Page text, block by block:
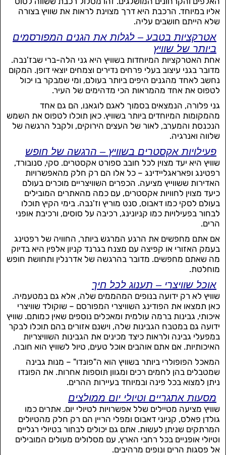
אליו במיוחד. הרכבת היא דרך מצוינת לראות את שוויץ בצורה
שלא הייתם חושבים עליה.
אטרקציות בטבע – לגלות את הגנים המפורסמים
ביותר של שוויץ
אחת האטרקציות המיוחדות בשוויץ היא גני הלה-ברי שבז'נבה.
מדובר בגני עיצוב בעלי פרחים נדירים וצמחים יוצאי דופן. המקום
נחשב לאחד מהגנים היפים ביותר בעולם, ומי שמבקר בו יכול
לטפוס את אחד מהמראות הכי מדהימים של העיר.
גני פלורה, הנמצאים בסמוך לאגם לוגאנו, הם גם אחד
מהמקומות המיוחדים ביותר בשוויץ. כאן תוכלו לטפוס את השמש
הנכנסת והמערב, לאור של העצים הירוקים, ולקבל הרגשה של
שלווה ואנרגיה.
פעילויות אקסטרים בשוויץ – הרגשה של חופש
שוויץ היא יעד מצוין לכל חובב ספורט אקסטרים. סקי, סנובורד,
רפטינג ופאראגליידינג – כל אלו הם רק חלק מהאפשרויות
האדירות ששווייץ מציעה. הכפרים השוויצריים מוכרים בעולם
כיעד מצוין לחוויות אקסטרים, עם כמה מהאתרים המובילים
בעולם לסקי כמו דאבוס, סנט מוריץ וז'נבה. בימי הקיץ תוכלו
לבחור בפעילויות כמו קניונינג, רכיבה על סוסים, ורכיבת אופני
הרים.
אם אתם מחפשים את הרגע המרגש ביותר, החוויה של רפטינג
בעמק האזורי או קפיצה עם מצנח בגרנד קניון אלפין היא בדיוק
מה שאתם מחפשים. מדובר בהרגשה של אדרנלין ותחושת חופש
מוחלטת.
אוכל שוויצרי – תענוג לכל חיך
שוויץ לא רק ידועה בנופים המהממים שלה, אלא גם במטעמיה.
כאן תמצאו את הפודינג השוויצרי המפורסם – שוקולד שוויצרי
איכותי, גבינות ברמה עולמית ומאכלים נוספים שאין כמותם. שוויץ
ידועה גם במטבח הגבינות שלה, וישנם אזורים בהם תוכלו לבקר
במפעלי גבינה ולראות כיצד מכינים את הגבינות השוויצריות
האיכותיות. אם אתם אוהבים אוכל טעים, טיול לשוויץ הוא חובה.
המאכל הפופולרי ביותר בשוויץ הוא ה"פונדו" – מנות גבינה
שמטבלים בהן לחמים רכים ומגוון תוספות אחרות. את הפונדו
ניתן למצוא בכל פינה ובמיוחד בעיירות ההרים.
מסעות אתגריים וטיולי יום ממולצים
שוויץ מציעה מטיילים שלל אפשרויות לטיולי יום. אתרים כמו
גולדן פאלס, קניוני דאבוס ומפלי הריין הם רק חלק מהטיולים
המרתקים שניתן לעשות. אתם גם יכולים לבחור בטיולי רגליים
וטיולי אופניים בכל רחבי הארץ, עם מסלולים מעולים המובילים
אל פסגות הרים ונופים מרהיבים.